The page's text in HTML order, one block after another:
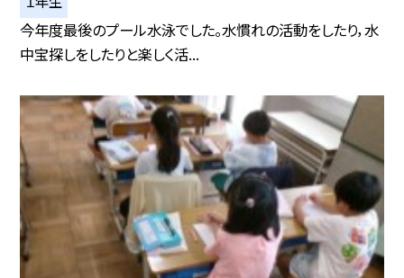
今年度最後のプール水泳でした。水慣れの活動をしたり，水
中宝探しをしたりと楽しく活...